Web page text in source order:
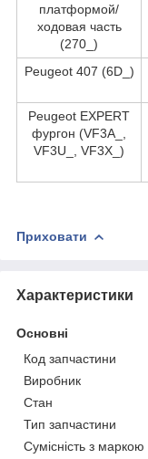
платформой/
ходовая часть
(270_)
Peugeot 407 (6D_)
Peugeot EXPERT
фургон (VF3A_,
VF3U_, VF3X_)
Приховати
Характеристики
Основні
Код запчастини
Виробник
Стан
Тип запчастини
Сумісність з маркою